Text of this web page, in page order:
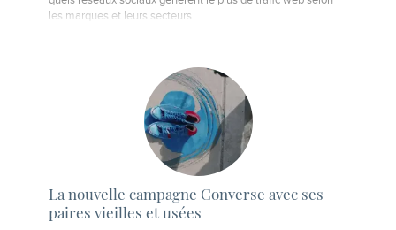
les marques et leurs secteurs.
La nouvelle campagne Converse avec ses
paires vieilles et usées